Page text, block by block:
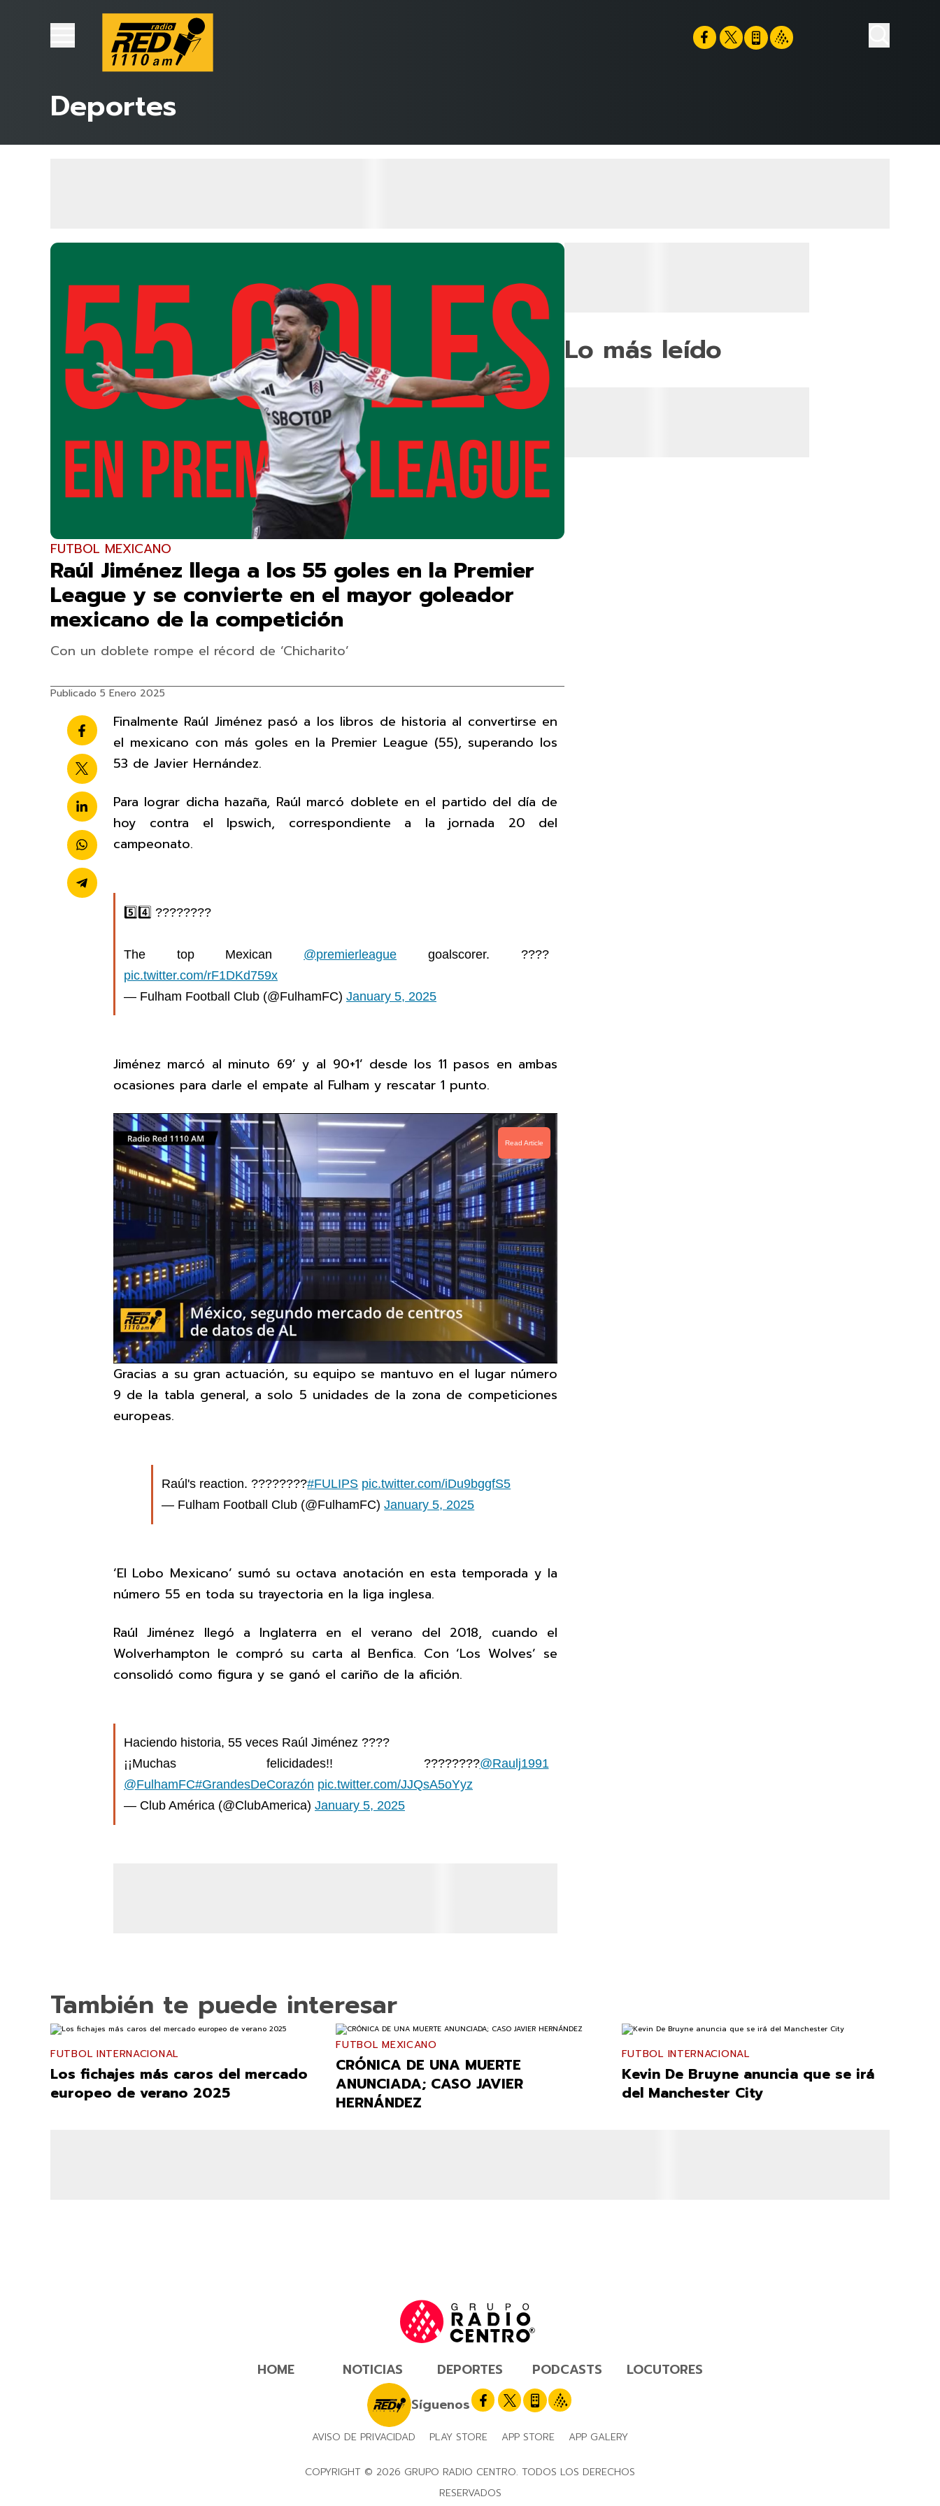
Deportes
FUTBOL MEXICANO
Raúl Jiménez llega a los 55 goles en la Premier
League y se convierte en el mayor goleador
mexicano de la competición
Con un doblete rompe el récord de ‘Chicharito’
Publicado 5 Enero 2025
Finalmente Raúl Jiménez pasó a los libros de historia al convertirse en
el mexicano con más goles en la Premier League (55), superando los
53 de Javier Hernández.
Para lograr dicha hazaña, Raúl marcó doblete en el partido del día de
hoy contra el Ipswich, correspondiente a la jornada 20 del
campeonato.
5️⃣4️⃣ ????????
The top Mexican @premierleague goalscorer. ????
pic.twitter.com/rF1DKd759x
— Fulham Football Club (@FulhamFC) January 5, 2025
Jiménez marcó al minuto 69’ y al 90+1’ desde los 11 pasos en ambas
ocasiones para darle el empate al Fulham y rescatar 1 punto.
Read Article
Gracias a su gran actuación, su equipo se mantuvo en el lugar número
9 de la tabla general, a solo 5 unidades de la zona de competiciones
europeas.
Raúl's reaction. ????????#FULIPS pic.twitter.com/iDu9bggfS5
— Fulham Football Club (@FulhamFC)January 5, 2025
‘El Lobo Mexicano’ sumó su octava anotación en esta temporada y la
número 55 en toda su trayectoria en la liga inglesa.
Raúl Jiménez llegó a Inglaterra en el verano del 2018, cuando el
Wolverhampton le compró su carta al Benfica. Con ‘Los Wolves’ se
consolidó como figura y se ganó el cariño de la afición.
Haciendo historia, 55 veces Raúl Jiménez ????
¡¡Muchas felicidades!! ????????@Raulj1991
@FulhamFC#GrandesDeCorazón pic.twitter.com/JJQsA5oYyz
— Club América (@ClubAmerica) January 5, 2025
Lo más leído
También te puede interesar
FUTBOL INTERNACIONAL
Los fichajes más caros del mercado
europeo de verano 2025
FUTBOL MEXICANO
CRÓNICA DE UNA MUERTE
ANUNCIADA; CASO JAVIER
HERNÁNDEZ
FUTBOL INTERNACIONAL
Kevin De Bruyne anuncia que se irá
del Manchester City
HOME NOTICIAS DEPORTES PODCASTS
LOCUTORES
Síguenos
AVISO DE PRIVACIDAD PLAY STORE APP STORE APP GALERY
COPYRIGHT © 2026 GRUPO RADIO CENTRO. TODOS LOS DERECHOS
RESERVADOS